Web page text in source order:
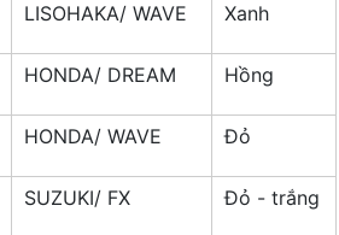
LISOHAKA/ WAVE Xanh
HONDA/ DREAM Hồng
HONDA/ WAVE Đỏ
SUZUKI/ FX Đỏ - trắng